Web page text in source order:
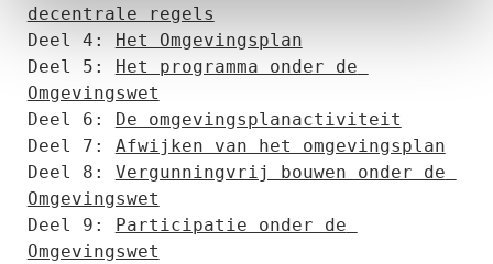
decentrale regels
Deel 4: Het Omgevingsplan
Deel 5: Het programma onder de
Omgevingswet
Deel 6: De omgevingsplanactiviteit
Deel 7: Afwijken van het omgevingsplan
Deel 8: Vergunningvrij bouwen onder de
Omgevingswet
Deel 9: Participatie onder de
Omgevingswet